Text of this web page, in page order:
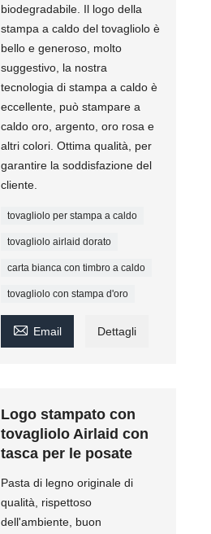
biodegradabile. Il logo della
stampa a caldo del tovagliolo è
bello e generoso, molto
suggestivo, la nostra
tecnologia di stampa a caldo è
eccellente, può stampare a
caldo oro, argento, oro rosa e
altri colori. Ottima qualità, per
garantire la soddisfazione del
cliente.
tovagliolo per stampa a caldo
tovagliolo airlaid dorato
carta bianca con timbro a caldo
tovagliolo con stampa d'oro
 Email Dettagli
Logo stampato con
tovagliolo Airlaid con
tasca per le posate
Pasta di legno originale di
qualità, rispettoso
dell'ambiente, buon